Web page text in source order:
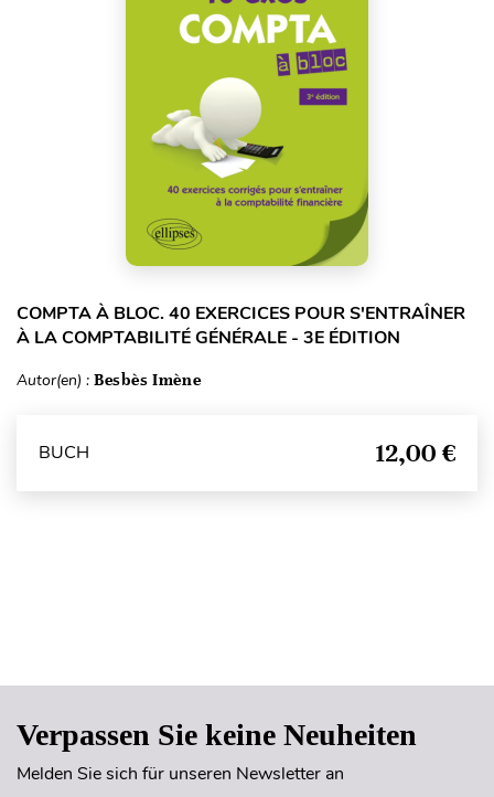
COMPTA À BLOC. 40 EXERCICES POUR S'ENTRAÎNER
À LA COMPTABILITÉ GÉNÉRALE - 3E ÉDITION
Autor(en) : Besbès Imène
BUCH 12,00 €
Verpassen Sie keine Neuheiten
Melden Sie sich für unseren Newsletter an